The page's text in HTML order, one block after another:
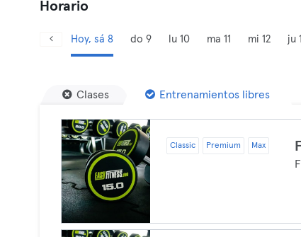
Horario
Hoy, sá 8 do 9 lu 10 ma 11 mi 12 ju
Clases Entrenamientos libres
Classic Premium Max